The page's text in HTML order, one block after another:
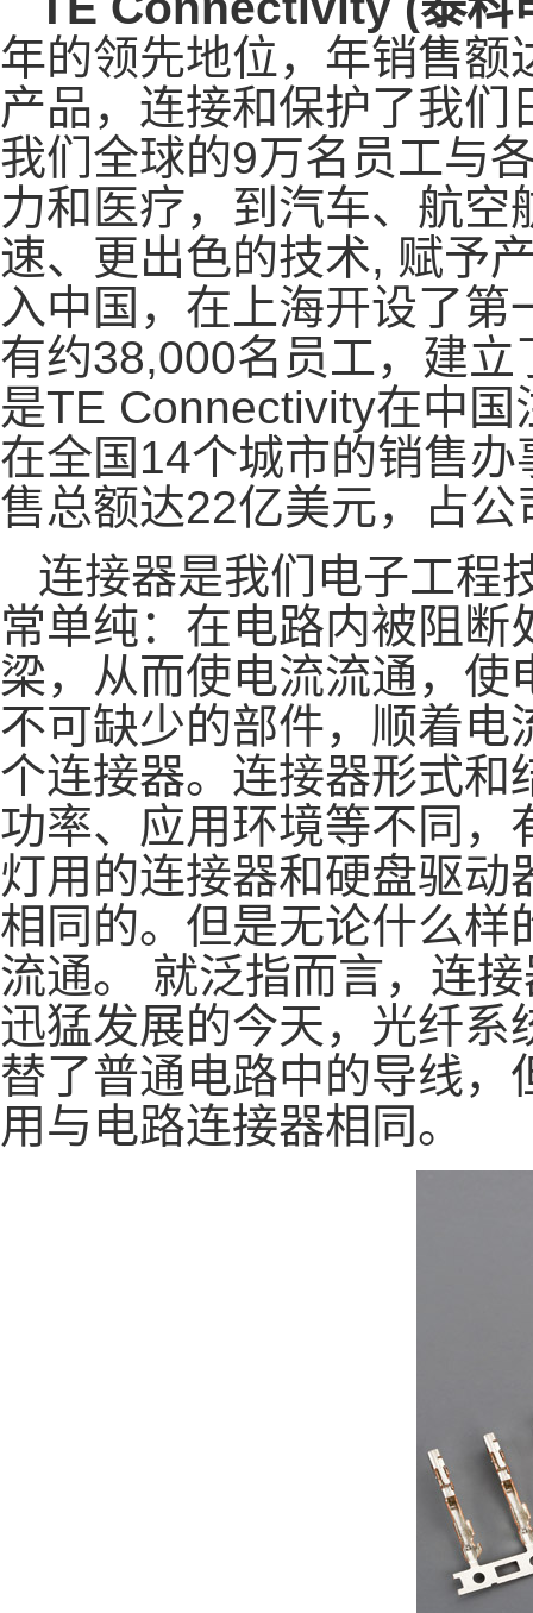
年的领先地位，年销售
产品，连接和保护了我
我们全球的9万名员工与
力和医疗，到汽车、航
速、更出色的技术, 赋予
入中国，在上海开设了
有约38,000名员工，建
是TE Connectivity在中
在全国14个城市的销售
售总额达22亿美元，占
连接器是我们电子工程
常单纯：在电路内被阻
梁，从而使电流流通，
不可缺少的部件，顺着
个连接器。连接器形式和
功率、应用环境等不同，
灯用的连接器和硬盘驱
相同的。但是无论什么样
流通。 就泛指而言，连
迅猛发展的今天，光纤系
替了普通电路中的导线
用与电路连接器相同。